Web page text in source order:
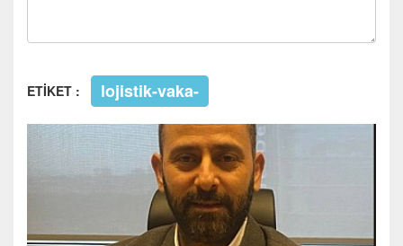
ETİKET : lojistik-vaka-